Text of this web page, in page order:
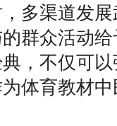
多渠道发
群众活动
，不仅可
体育教材